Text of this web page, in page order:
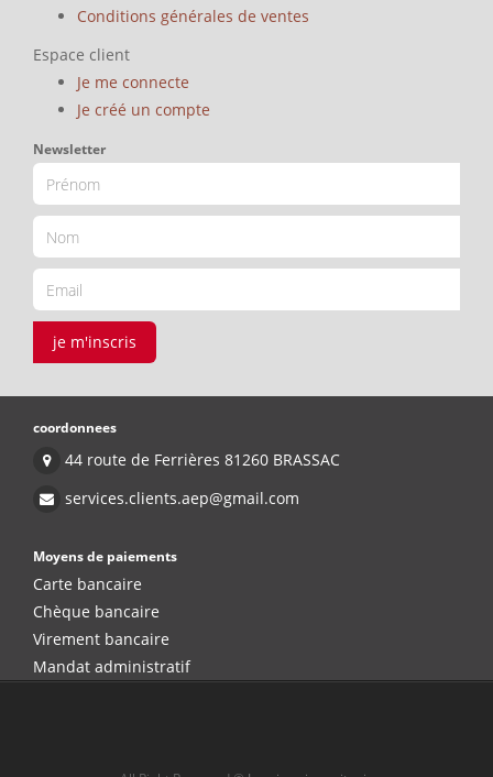
Conditions générales de ventes
Espace client
Je me connecte
Je créé un compte
Newsletter
je m'inscris
coordonnees
44 route de Ferrières 81260 BRASSAC
services.clients.aep@gmail.com
Moyens de paiements
Carte bancaire
Chèque bancaire
Virement bancaire
Mandat administratif